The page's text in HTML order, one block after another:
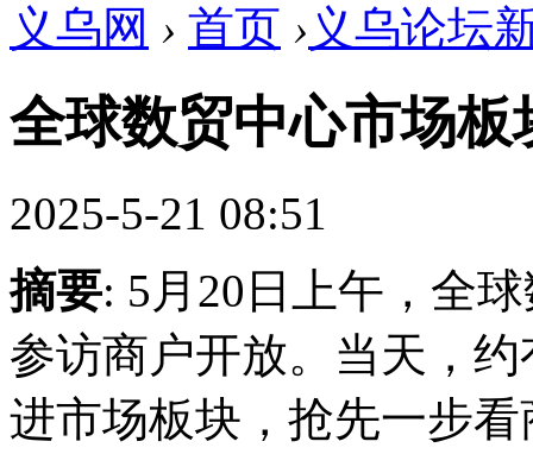
义乌网 › 首页 › 义乌论坛
全球数贸中心市场板
2025-5-21 08:51
摘要: 5月20日上午，全
参访商户开放。当天，
进市场板块，抢先一步